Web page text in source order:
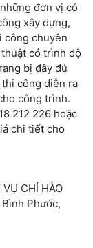
đơn vị có
xây dựng,
công chuyên
có trình độ
bị đây đủ
công diễn ra
công trình.
212 226 hoặc
chi tiết cho
CHÍ HÀO
Phước,